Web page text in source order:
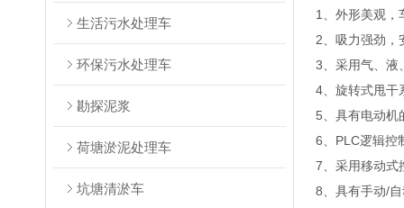
生活污水处理车
环保污水处理车
勘探泥浆
荷塘淤泥处理车
坑塘清淤车
1
、外形美观
2 、吸力强劲
3 、采用气、
4 、旋转式甩
5 、具有电动
6 、PLC逻辑
7 、采用移动
8 、具有手动/